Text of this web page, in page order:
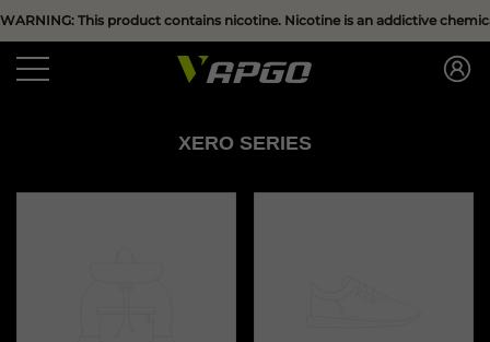
WARNING: This product contains nicotine. Nicotine is an addictive
XERO SERIES
Have Questions?